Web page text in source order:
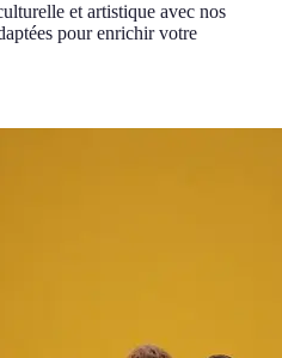
et artistique avec nos
pour enrichir votre